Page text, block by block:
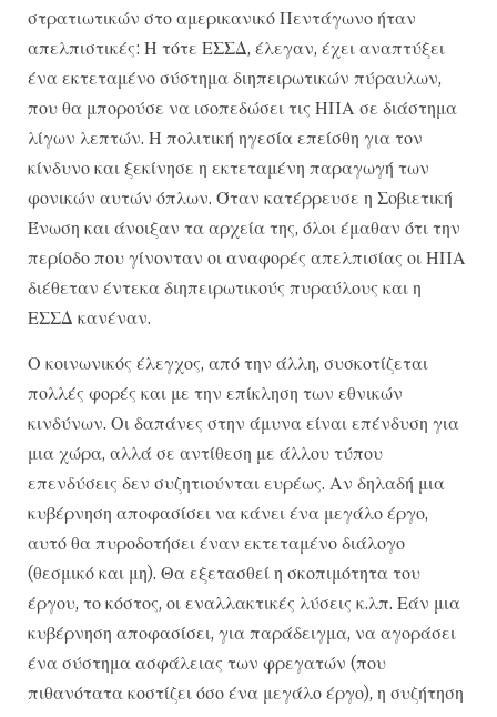
στρατιωτικών στο αμερικανικό Πεντάγωνο ήταν
απελπιστικές: Η τότε ΕΣΣΔ, έλεγαν, έχει αναπτύξει
ένα εκτεταμένο σύστημα διηπειρωτικών πύραυλων,
που θα μπορούσε να ισοπεδώσει τις ΗΠΑ σε διάστημα
λίγων λεπτών. Η πολιτική ηγεσία επείσθη για τον
κίνδυνο και ξεκίνησε η εκτεταμένη παραγωγή των
φονικών αυτών όπλων. Όταν κατέρρευσε η Σοβιετική
Ένωση και άνοιξαν τα αρχεία της, όλοι έμαθαν ότι την
περίοδο που γίνονταν οι αναφορές απελπισίας οι ΗΠΑ
διέθεταν έντεκα διηπειρωτικούς πυραύλους και η
ΕΣΣΔ κανέναν.
Ο κοινωνικός έλεγχος, από την άλλη, συσκοτίζεται
πολλές φορές και με την επίκληση των εθνικών
κινδύνων. Οι δαπάνες στην άμυνα είναι επένδυση για
μια χώρα, αλλά σε αντίθεση με άλλου τύπου
επενδύσεις δεν συζητιούνται ευρέως. Αν δηλαδή μια
κυβέρνηση αποφασίσει να κάνει ένα μεγάλο έργο,
αυτό θα πυροδοτήσει έναν εκτεταμένο διάλογο
(θεσμικό και μη). Θα εξετασθεί η σκοπιμότητα του
έργου, το κόστος, οι εναλλακτικές λύσεις κ.λπ. Εάν μια
κυβέρνηση αποφασίσει, για παράδειγμα, να αγοράσει
ένα σύστημα ασφάλειας των φρεγατών (που
πιθανότατα κοστίζει όσο ένα μεγάλο έργο), η συζήτηση